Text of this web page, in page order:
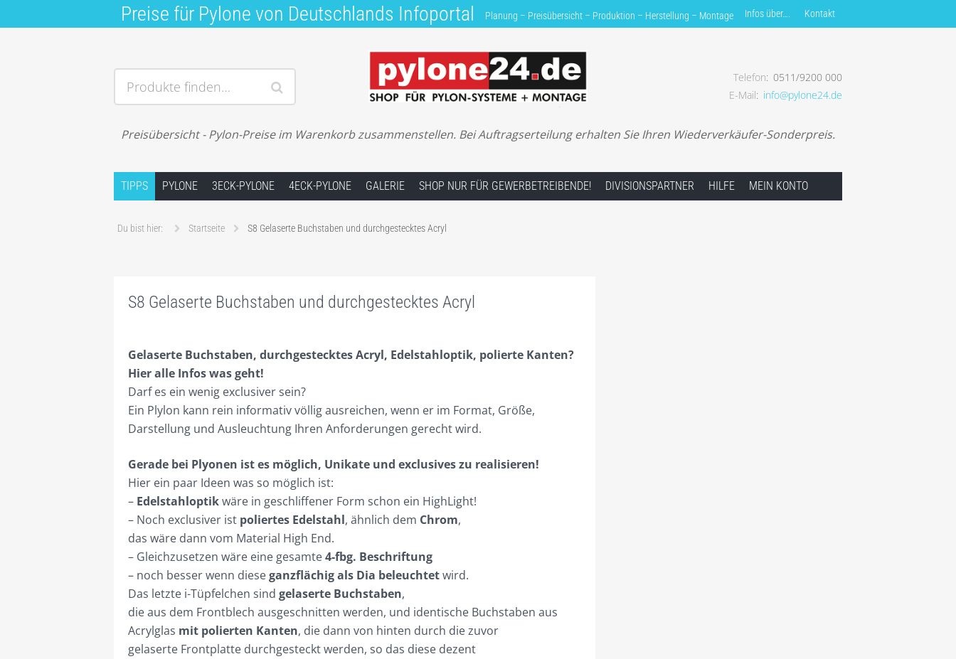
Preise für Pylone von Deutschlands Infoportal Planung – Preisübersicht – Produktion – Herstellung – Montage Infos über…. Kontakt
Produkte finden…
Planung – Preisübersicht – Produktion – Herstellung – Montage
Telefon 0511/9200 000
E-Mail
info@pylone24.de
Preisübersicht - Pylon-Preise im Warenkorb zusammenstellen. Bei Auftragserteilung erhalten Sie Ihren Wiederverkäufer-Sonderpreis.
TIPPS PYLONE 3ECK-PYLONE 4ECK-PYLONE GALERIE SHOP NUR FÜR GEWERBETREIBENDE! DIVISIONSPARTNER HILFE MEIN KONTO
Du bist hier: Startseite S8 Gelaserte Buchstaben und durchgestecktes Acryl
S8 Gelaserte Buchstaben und durchgestecktes Acryl
Gelaserte Buchstaben, durchgestecktes Acryl, Edelstahloptik, polierte Kanten?
Hier alle Infos was geht!
Darf es ein wenig exclusiver sein?
Ein Plylon kann rein informativ völlig ausreichen, wenn er im Format, Größe,
Darstellung und Ausleuchtung Ihren Anforderungen gerecht wird.
Gerade bei Plyonen ist es möglich, Unikate und exclusives zu realisieren!
Hier ein paar Ideen was so möglich ist:
– Edelstahloptikwäre in geschliffener Form schon ein HighLight!
– Noch exclusiver ist poliertes Edelstahl, ähnlich dem Chrom,
das wäre dann vom Material High End.
– Gleichzusetzen wäre eine gesamte4-fbg. Beschriftung
– noch besser wenn dieseganzflächig als Dia beleuchtetwird.
Das letzte i-Tüpfelchen sind gelaserte Buchstaben,
die aus dem Frontblech ausgeschnitten werden, und identische Buchstaben aus
Acrylglas mit polierten Kanten, die dann von hinten durch die zuvor
gelaserte Frontplatte durchgesteckt werden, so das diese dezent